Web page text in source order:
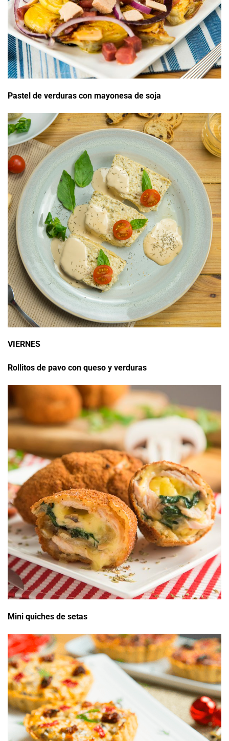
Pastel de verduras con mayonesa de soja
VIERNES
Rollitos de pavo con queso y verduras
Mini quiches de setas